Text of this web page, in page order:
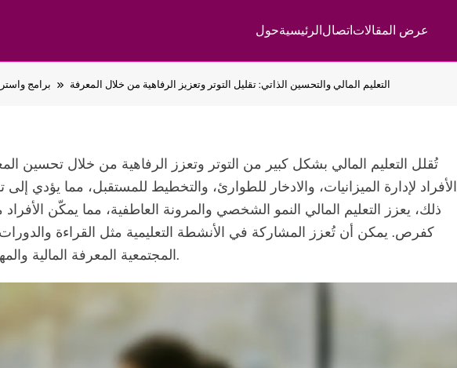
حولالرئيسيةاتصالعرض المقالات
برامج التعليم المالي والتحسين الذاتي: تقليل التوتر وتعزيز الرفاهية من خلال المعرفة
تُقلل التعليم المالي بشكل كبير من التوتر وتعزز الرفاهية من خلال تحسين
الأفراد لإدارة الميزانيات، والادخار للطوارئ، والتخطيط للمستقبل، مما يؤدي إلى
ذلك، يعزز التعليم المالي النمو الشخصي والمرونة العاطفية، مما يمكّن الأفراد
كفرص. يمكن أن تُعزز المشاركة في الأنشطة التعليمية مثل القراءة والدورات
المجتمعية المعرفة المالية والمهارات العملية بشكل أكبر.